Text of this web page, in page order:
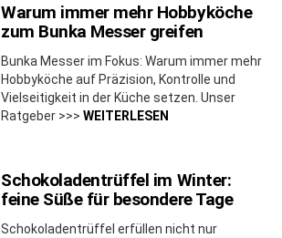
Warum immer mehr Hobbyköche
zum Bunka Messer greifen
Bunka Messer im Fokus: Warum immer mehr
Hobbyköche auf Präzision, Kontrolle und
Vielseitigkeit in der Küche setzen. Unser
Ratgeber >>> WEITERLESEN
Schokoladentrüffel im Winter:
feine Süße für besondere Tage
Schokoladentrüffel erfüllen nicht nur